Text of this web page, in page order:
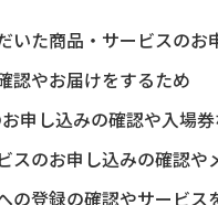
いた商品・サービスの
認やお届けをするため
申し込みの確認や入場
スのお申し込みの確認や
の登録の確認やサービス